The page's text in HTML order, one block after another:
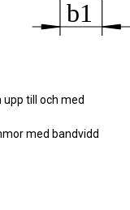
till och med
med bandvidd